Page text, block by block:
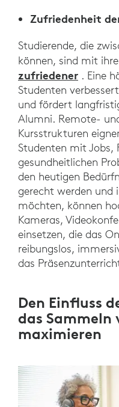
Zufriedenheit
Studierende, die
können, sind mit
zufriedener . Eine
Studenten
und fördert
Alumni. Remote-
Kursstrukturen
Studenten mit Jobs,
gesundheitlichen
den heutigen
gerecht werden und
möchten, können
Kameras,
einsetzen, die das
reibungslos,
das
Den Einfluss
das Sammeln
maximieren